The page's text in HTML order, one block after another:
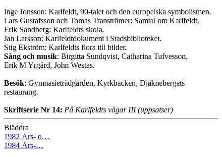
Inge Jonsson: Karlfeldt, 90-talet och den europeiska symbolismen.
Lars Gustafsson och Tomas Tranströmer: Samtal om Karlfeldt.
Erik Sandberg: Karlfeldts skola.
Jan Larsson: Karlfeldtdokument i Stadsbiblioteket.
Stig Ekström: Karlfeldts flora till bilder.
Sång och musik: Birgitta Sundqvist, Catharina Tufvesson,
Erik M Yrgård, John Westas.
Besök: Gymnasieträdgården, Kyrkbacken, Djäknebergets
restaurang.
Skriftserie Nr 14: På Karlfeldts vägar III (uppsatser)
Bläddra
1982 Års- o…
1984 Års-…